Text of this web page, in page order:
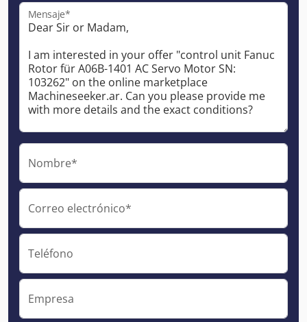
Mensaje*
Nombre*
Correo electrónico*
Teléfono
Empresa